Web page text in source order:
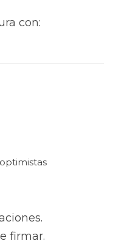
con:
firmar.